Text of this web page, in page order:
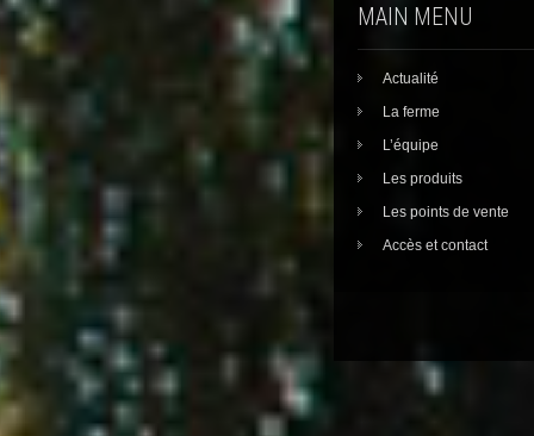
MAIN MENU
Actualité
La ferme
L’équipe
Les produits
Les points de vente
Accès et contact